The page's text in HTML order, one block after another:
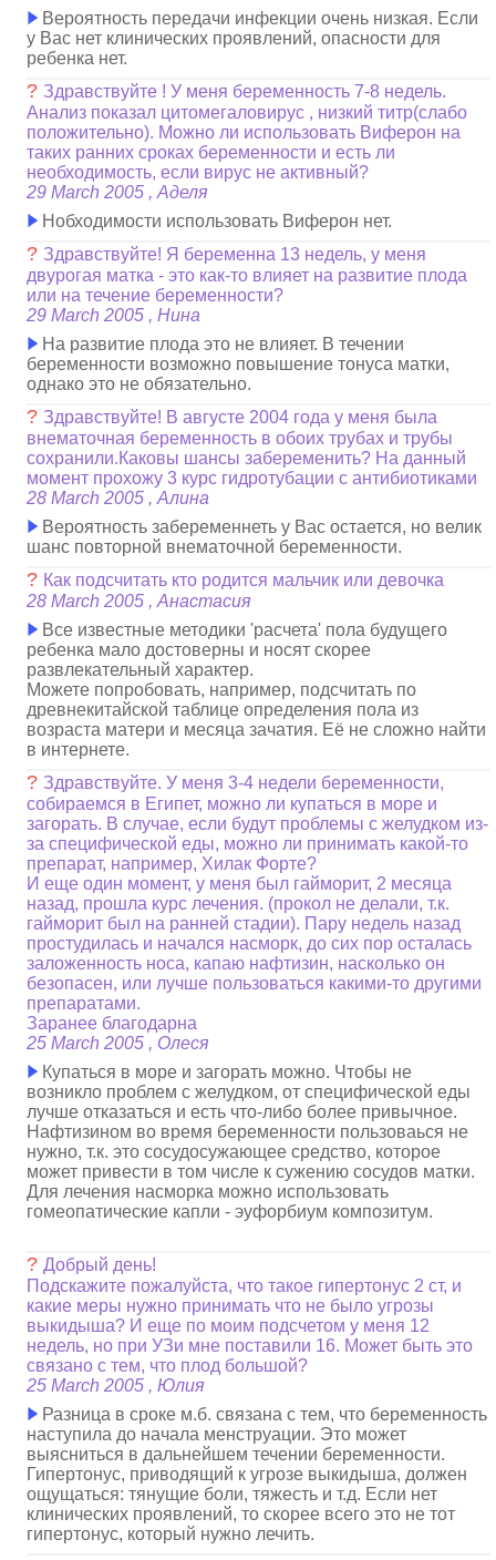
Вероятность передачи инфекции очень низкая. Если
у Вас нет клинических проявлений, опасности для
ребенка нет.
? Здравствуйте ! У меня беременность 7-8 недель.
Анализ показал цитомегаловирус , низкий титр(слабо
положительно). Можно ли использовать Виферон на
таких ранних сроках беременности и есть ли
необходимость, если вирус не активный?
29 March 2005 , Аделя
Нобходимости использовать Виферон нет.
? Здравствуйте! Я беременна 13 недель, у меня
двурогая матка - это как-то влияет на развитие плода
или на течение беременности?
29 March 2005 , Нина
На развитие плода это не влияет. В течении
беременности возможно повышение тонуса матки,
однако это не обязательно.
? Здравствуйте! В августе 2004 года у меня была
внематочная беременность в обоих трубах и трубы
сохранили.Каковы шансы забеременить? На данный
момент прохожу 3 курс гидротубации с антибиотиками
28 March 2005 , Алина
Вероятность забеременнеть у Вас остается, но велик
шанс повторной внематочной беременности.
? Как подсчитать кто родится мальчик или девочка
28 March 2005 , Анастасия
Все известные методики 'расчета' пола будущего
ребенка мало достоверны и носят скорее
развлекательный характер.
Можете попробовать, например, подсчитать по
древнекитайской таблице определения пола из
возраста матери и месяца зачатия. Её не сложно найти
в интернете.
? Здравствуйте. У меня 3-4 недели беременности,
собираемся в Египет, можно ли купаться в море и
загорать. В случае, если будут проблемы с желудком из-
за специфической еды, можно ли принимать какой-то
препарат, например, Хилак Форте?
И еще один момент, у меня был гайморит, 2 месяца
назад, прошла курс лечения. (прокол не делали, т.к.
гайморит был на ранней стадии). Пару недель назад
простудилась и начался насморк, до сих пор осталась
заложенность носа, капаю нафтизин, насколько он
безопасен, или лучше пользоваться какими-то другими
препаратами.
Заранее благодарна
25 March 2005 , Олеся
Купаться в море и загорать можно. Чтобы не
возникло проблем с желудком, от специфической еды
лучше отказаться и есть что-либо более привычное.
Нафтизином во время беременности пользоваься не
нужно, т.к. это сосудосужающее средство, которое
может привести в том числе к сужению сосудов матки.
Для лечения насморка можно использовать
гомеопатические капли - эуфорбиум композитум.
?Добрый день!
Подскажите пожалуйста, что такое гипертонус 2 ст, и
какие меры нужно принимать что не было угрозы
выкидыша? И еще по моим подсчетом у меня 12
недель, но при УЗи мне поставили 16. Может быть это
связано с тем, что плод большой?
25 March 2005 , Юлия
Разница в сроке м.б. связана с тем, что беременность
наступила до начала менструации. Это может
выясниться в дальнейшем течении беременности.
Гипертонус, приводящий к угрозе выкидыша, должен
ощущаться: тянущие боли, тяжесть и т.д. Если нет
клинических проявлений, то скорее всего это не тот
гипертонус, который нужно лечить.